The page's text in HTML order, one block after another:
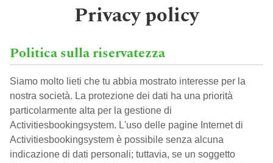
Privacy policy
Politica sulla riservatezza
Siamo molto lieti che tu abbia mostrato interesse per la
nostra società. La protezione dei dati ha una priorità
particolarmente alta per la gestione di
Activitiesbookingsystem. L'uso delle pagine Internet di
Activitiesbookingsystem è possibile senza alcuna
indicazione di dati personali; tuttavia, se un soggetto